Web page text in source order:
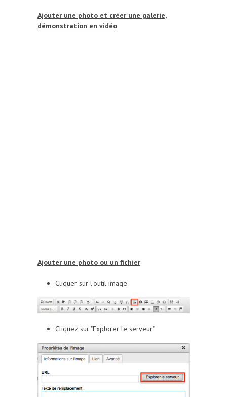
Ajouter une photo et créer une galerie,
démonstration en vidéo
Ajouter une photo ou un fichier
Cliquer sur l'outil image
Cliquez sur "Explorer le serveur"